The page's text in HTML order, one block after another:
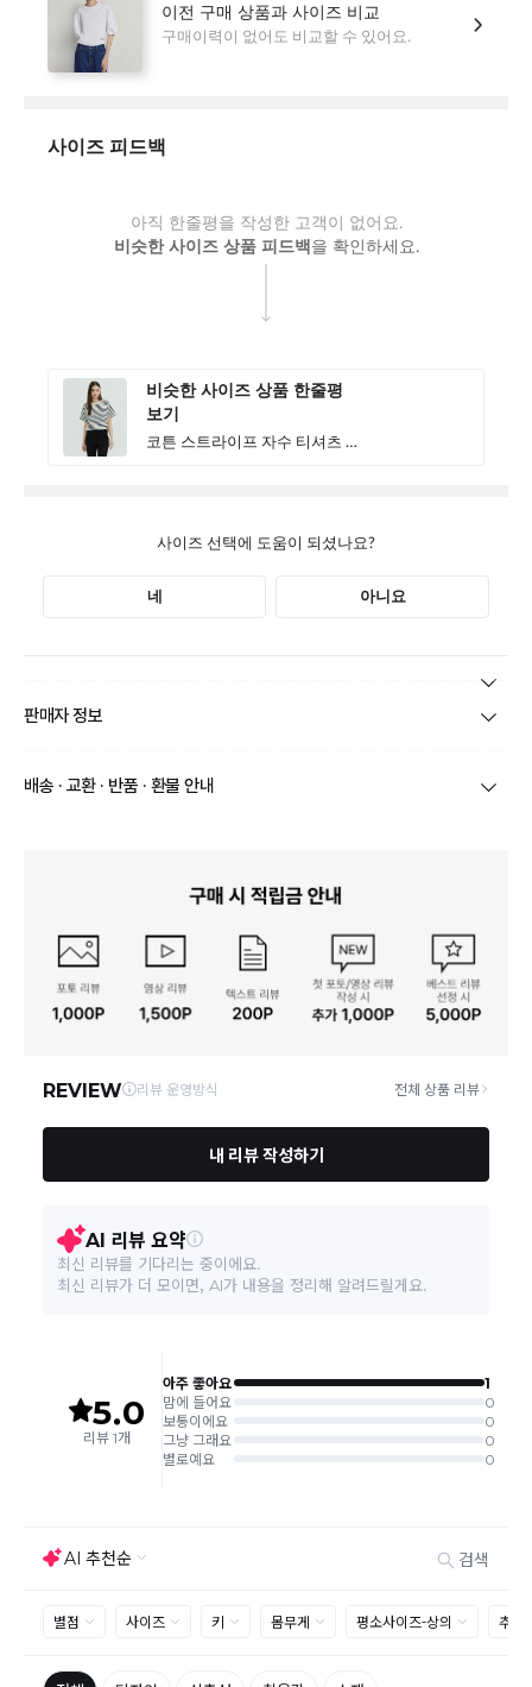
것으로 해당 정보에 대한 책임은 판매자에게 있습니다.
판매자 정보
상호/대표자 (주)바바패션_틸버리 / 문장우
연락처 02-1800-8878
영업소재지 06531 서울 서초구 신반포로 339 논현빌딩, 바바더닷컴
배송 · 교환 · 반품 · 환불 안내
배송
빠른 배송을 위해 준비되는 상품부터부분 발송
당사 계약택배는 CJ대한통운이며, 배송비는 5만원 이상 구매 시 배
송비는 무료이나, 도서 산간은 추가 배송비/도선료가 발생합니다.
결제완료 후 평균 3~5일(토요일 및 공휴일 제외) 이내에 배송 시작
되며, 매장 수급 제품의 경우에는 7~10일정도 소요될 수 있습니다.
일부 상품의 경우
매장에서 직접 배송이 이루어지며
대한통운 외 타
주문취소는 '주문접수' 상태에서만 가능합니다.
될 수 있습니다.
교환/반품 접수는수령 후 익일부터 사이트에서 직접 접수
며, 제품 배송완료
일로부터 7일 이내
반품 불가합니다)
능하니 이점 참고해주시기 바랍니다.
사이트 접수시 자동 CJ대한통운 회수 진행되며, 타택배 착불로 보
내주시는경우 자동 반송됩니다.
반송지: 경기도 여주시 점동면 장여로 545(원부리 204-6번지)
합니다.
같은 주문번호의 반품시에만 합포장 해주셔야 하며, 개별 포장시에
는 추가 접수 요청을 해주셔야 가능합니다.(별도입고시 택배비 추가
같은 주문번호의 상품을 부분 발송 받아보셨어도 반품시에는 합포
사이즈 및 디자인, 색상으로 인한 반품은 제품의 불량이 아닌 부분
제품의 불량, 오배송으로 인한 교환/반품 시 택배비는 본사에서 부